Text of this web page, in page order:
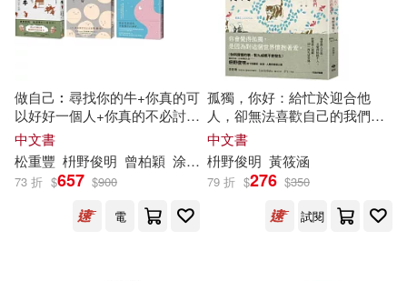
做自己︰尋找你的牛+你真的可
以好好一個人+你真的不必討好
所有人(3冊合售)
中文書
松重豐 枡野俊明 曾柏穎 涂愫芸 王蘊潔
73 折 $657 $900
電
孤獨，你好：給忙於迎合他
人，卻無法喜歡自己的我們
【擁抱自我版】
中文書
枡野俊明 黃筱涵
79 折 $276 $350
試閱